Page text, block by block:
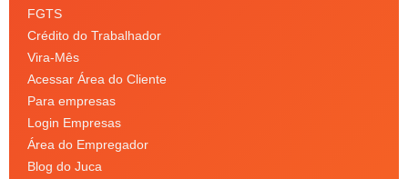
FGTS
Crédito do Trabalhador
Vira-Mês
Acessar Área do Cliente
Para empresas
Login Empresas
Área do Empregador
Blog do Juca